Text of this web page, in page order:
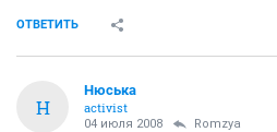
ОТВЕТИТЬ
Н
Нюська
activist
04 июля 2008 Romzya